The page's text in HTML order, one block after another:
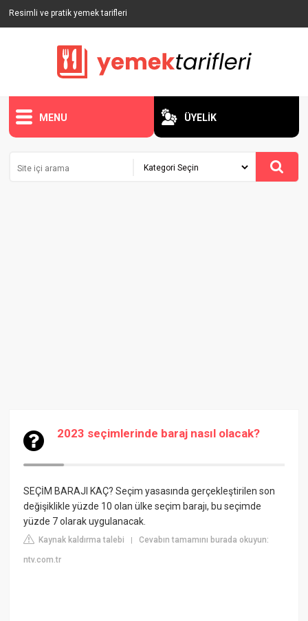
Resimli ve pratik yemek tarifleri
MENU ÜYELİK
2023 seçimlerinde baraj nasıl olacak?
SEÇİM BARAJI KAÇ? Seçim yasasında gerçekleştirilen son
değişiklikle yüzde 10 olan ülke seçim barajı, bu seçimde
yüzde 7 olarak uygulanacak.
Kaynak kaldırma talebi |Cevabın tamamını burada okuyun:
ntv.com.tr